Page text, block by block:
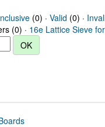
(0) · Valid (0) ·
(0) · 16e Lattice Sieve